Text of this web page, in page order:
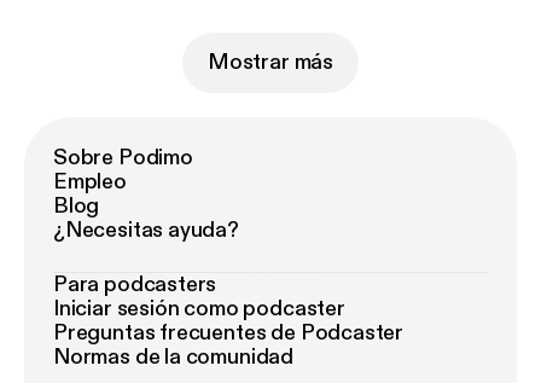
Mostrar más
Sobre Podimo
Empleo
Blog
¿Necesitas ayuda?
Para podcasters
Iniciar sesión como podcaster
Preguntas frecuentes de Podcaster
Normas de la comunidad